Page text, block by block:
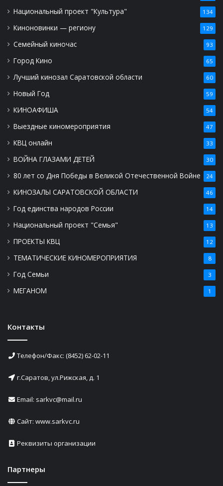
Национальный проект "Культура" 134
Киноновинки — региону 129
Семейный киночас 93
Город Кино 65
Лучший кинозал Саратовской области 60
Новый Год 59
КИНОАФИША 54
Выездные киномероприятия 47
КВЦ онлайн 33
ВОЙНА ГЛАЗАМИ ДЕТЕЙ 30
80 лет со Дня Победы в Великой Отечественной Войне 24
КИНОЗАЛЫ САРАТОВСКОЙ ОБЛАСТИ 46
Год единства народов России 14
Национальный проект "Семья" 13
ПРОЕКТЫ КВЦ 12
ТЕМАТИЧЕСКИЕ КИНОМЕРОПРИЯТИЯ 8
Год Семьи 3
МЕГАНОМ 1
Контакты
Телефон/Факс: (8452) 62-02-11
г.Саратов, ул.Рижская, д. 1
Email: sarkvc@mail.ru
Сайт: www.sarkvc.ru
Реквизиты организации
Партнеры